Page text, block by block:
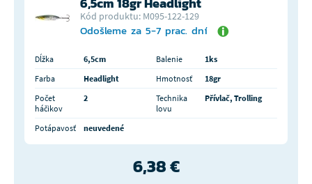
Kód produktu: M095-122-129
Odošleme za 5-7 prac. dní
Dĺžka 6,5cm Balenie
1ks
Farba
Headlight Hmotnosť
18gr
Počet
háčikov
2
Technika
lovu
Přívlač, Trolling
Potápavosť neuvedené
6,38 €